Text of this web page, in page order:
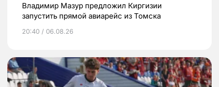
Владимир Мазур предложил Киргизии
запустить прямой авиарейс из Томска
20:40 / 06.08.26